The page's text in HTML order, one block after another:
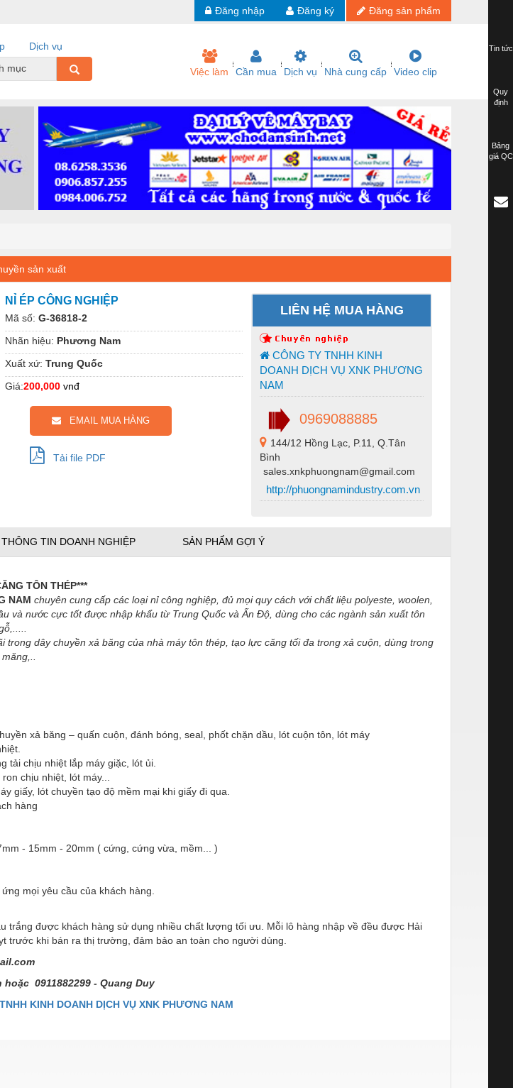
Đăng sản phẩm
Đăng ký
Đăng nhập
Dịch vụ
mục
Việc làm Cần mua Dịch vụ Nhà cung cấp Video clip
sản xuất
NỈ ÉP CÔNG NGHIỆP
Mã số: G-36818-2
Nhãn hiệu: Phương Nam
Xuất xứ: Trung Quốc
Giá:200,000 vnđ
EMAIL MUA HÀNG
Tải file PDF
LIÊN HỆ MUA HÀNG
CÔNG TY TNHH KINH
DOANH DỊCH VỤ XNK PHƯƠNG
NAM
0969088885
144/12 Hồng Lạc, P.11, Q.Tân
Bình
sales.xnkphuongnam@gmail.com
http://phuongnamindustry.com.vn
THÔNG TIN DOANH NGHIỆP SẢN PHẨM GỢI Ý
TÔN THÉP***
NAM chuyên cung cấp các loại nỉ công nghiệp, đủ mọi quy cách với chất liệu polyeste, woolen,
và nước cực tốt được nhập khẩu từ Trung Quốc và Ấn Độ, dùng cho các ngành sản xuất tôn
trong dây chuyền xả băng của nhà máy tôn thép, tạo lực căng tối đa trong xả cuộn, dùng trong
xả băng – quấn cuộn, đánh bóng, seal, phốt chặn dầu, lót cuộn tôn, lót máy
tải chịu nhiệt lắp máy giặc, lót ủi.
chịu nhiệt, lót máy...
giấy, lót chuyền tạo độ mềm mại khi giấy đi qua.
hàng
- 15mm - 20mm ( cứng, cứng vừa, mềm... )
mọi yêu cầu của khách hàng.
trắng được khách hàng sử dụng nhiều chất lượng tối ưu. Mỗi lô hàng nhập về đều được Hải
trước khi bán ra thị trường, đảm bảo an toàn cho người dùng.
0911882299 - Quang Duy
KINH DOANH DỊCH VỤ XNK PHƯƠNG NAM
Tin tức
Quy
định
Bảng
giá QC